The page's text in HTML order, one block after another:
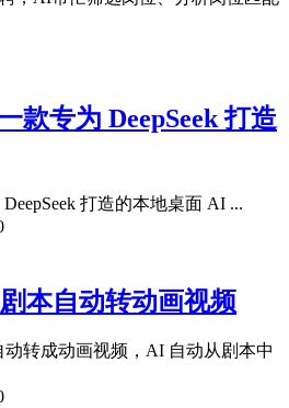
款专为 DeepSeek 打造
打造的本地桌面 AI ...
本自动转动画视频
转成动画视频，AI 自动从剧本中